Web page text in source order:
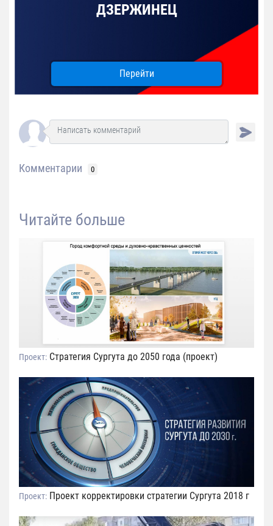
ДЗЕРЖИНЕЦ
Перейти
Комментарии 0
Читайте больше
Проект: Стратегия Сургута до 2050 года (проект)
Проект: Проект корректировки стратегии Сургута 2018 г